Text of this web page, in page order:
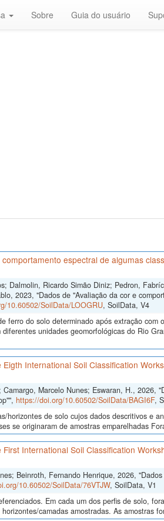
Sobre Guia do usuário
espectral de algumas
Dalmolin, Ricardo Simão Diniz; Pedron,
2023, "Dados de "Avaliação da cor e
10.60502/SoilData/LOOGRU, SoilData, V4
ferro do solo determinado após extração
unidades geomorfológicas do Rio
International Soil Classification
Marcelo Nunes; Eswaran, H., 2026,
https://doi.org/10.60502/SoilData/BAGI6F,
horizontes de solo cujos dados descritivos e
se originaram de amostras emparelhadas
International Soil Classification
Beinroth, Fernando Henrique, 2026,
10.60502/SoilData/76VTJW, SoilData, V1
Em cada um dos perfis de solo,
camadas amostradas. As amostras